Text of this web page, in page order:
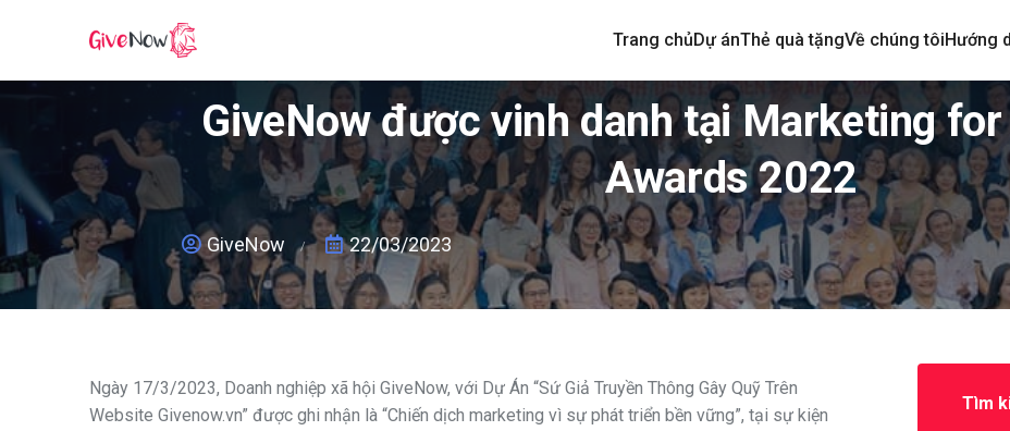
Trang chủDự ánThẻ quà tặngVề chúng tôiHướng
GiveNow được vinh danh tại Marketing
Awards 2022
GiveNow 22/03/2023
Ngày 17/3/2023, Doanh nghiệp xã hội GiveNow, với Dự Án “Sứ Giả Truyền Thông Gây Quỹ Trên
Website Givenow.vn” được ghi nhận là “Chiến dịch marketing vì sự phát triển bền vững”, tại sự kiện